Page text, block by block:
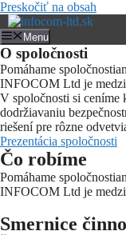
Preskočiť na obsah
Menu
O spoločnosti
Pomáhame
INFOCOM Ltd je
V spoločnosti si ceníme
dodržiavaniu
riešení pre rôzne
Prezentácia spoločnosti
Čo robíme
Pomáhame
INFOCOM Ltd je
Smernice